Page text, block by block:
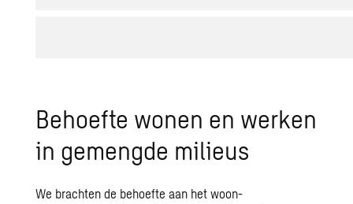
Behoefte wonen en werken
in gemengde milieus
We brachten de behoefte aan het woon-